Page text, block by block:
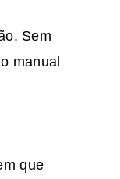
Sem
manual
que